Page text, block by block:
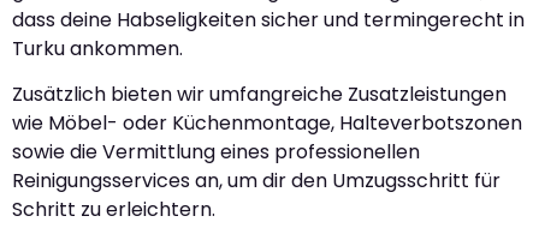
dass deine Habseligkeiten sicher und termingerecht in
Turku ankommen.
Zusätzlich bieten wir umfangreiche Zusatzleistungen
wie Möbel- oder Küchenmontage, Halteverbotszonen
sowie die Vermittlung eines professionellen
Reinigungsservices an, um dir den Umzugsschritt für
Schritt zu erleichtern.